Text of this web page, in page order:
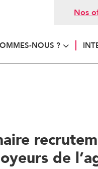
NOUS ?
Nos
de